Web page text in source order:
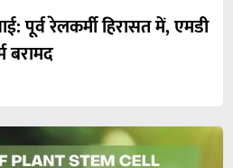
पूर्व रेलकर्मी हिरासत में, एमडी
बरामद